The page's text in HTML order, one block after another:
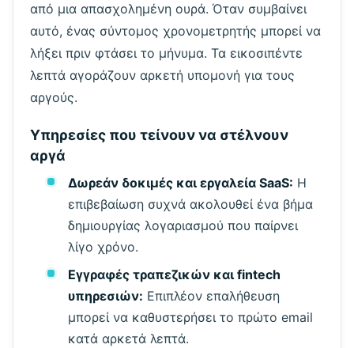
Περιμένοντας εισερχόμενα emails...
Ανανέωση
από μια απασχολημένη ουρά. Όταν συμβαίνει
αυτό, ένας σύντομος χρονομετρητής μπορεί να
λήξει πριν φτάσει το μήνυμα. Τα εικοσιπέντε
λεπτά αγοράζουν αρκετή υπομονή για τους
αργούς.
Υπηρεσίες που τείνουν να στέλνουν
αργά
Δωρεάν δοκιμές και εργαλεία SaaS: Η
επιβεβαίωση συχνά ακολουθεί ένα βήμα
δημιουργίας λογαριασμού που παίρνει
λίγο χρόνο.
Εγγραφές τραπεζικών και fintech
υπηρεσιών: Επιπλέον επαλήθευση
μπορεί να καθυστερήσει το πρώτο email
κατά αρκετά λεπτά.